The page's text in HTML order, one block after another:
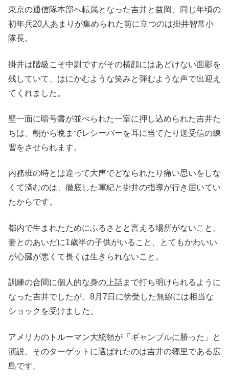
東京の通信隊本部へ転属となった吉井と益岡、同じ年頃の
初年兵20人あまりが集められた前に立つのは掛井智常小
隊長。
掛井は階級こそ中尉ですがその横顔にはあどけない面影を
残していて、はにかむような笑みと弾むような声で出迎え
てくれました。
壁一面に暗号書が並べられた一室に押し込められた吉井た
ちは、朝から晩までレシーバーを耳に当てたり送受信の練
習をさせられます。
内務班の時とは違って大声でどなられたり痛い思いをしな
くて済むのは、徹底した軍紀と掛井の指導が行き届いてい
たからです。
都内で生まれたためにふるさとと言える場所がないこと、
妻とのあいだに1歳半の子供がいること、とてもかわいい
が心臓が悪くて長くは生きられないこと。
訓練の合間に個人的な身の上話まで打ち明けられるように
なった吉井でしたが、8月7日に傍受した無線には相当な
ショックを受けました。
アメリカのトルーマン大統領が「ギャンブルに勝った」と
演説、そのターゲットに選ばれたのは吉井の郷里である広
島です。